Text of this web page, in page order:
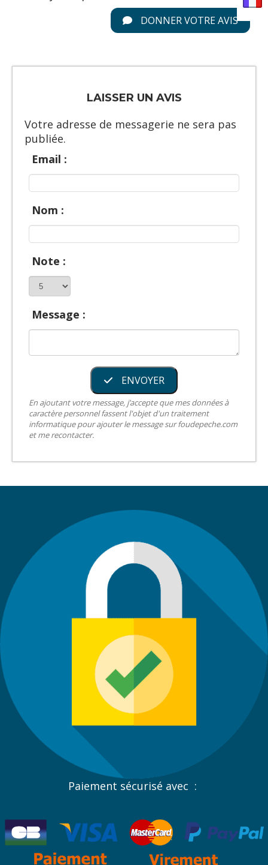
DONNER VOTRE AVIS
LAISSER UN AVIS
Votre adresse de messagerie ne sera pas
publiée.
Email :
Nom :
Note :
Message :
ENVOYER
En ajoutant votre message, j’accepte que mes données à
caractère personnel fassent l'objet d'un traitement
informatique pour ajouter le message sur foudepeche.com
et me recontacter.
Paiement sécurisé avec :